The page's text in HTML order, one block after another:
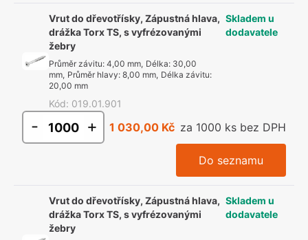
Vrut do dřevotřísky, Zápustná hlava,
drážka Torx TS, s vyfrézovanými
žebry
Průměr závitu: 4,00 mm, Délka: 30,00
mm, Průměr hlavy: 8,00 mm, Délka závitu:
20,00 mm
Kód: 019.01.901
Skladem u
dodavatele
- + 1 030,00 Kč za 1000 ks bez DPH
Do seznamu
Vrut do dřevotřísky, Zápustná hlava,
drážka Torx TS, s vyfrézovanými
žebry
Skladem u
dodavatele